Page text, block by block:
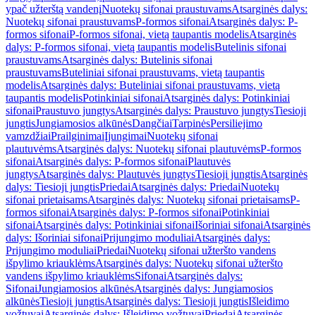
ypač užterštą vandenįNuotekų sifonai praustuvamsAtsarginės dalys:
Nuotekų sifonai praustuvamsP-formos sifonaiAtsarginės dalys: P-
formos sifonaiP-formos sifonai, vietą taupantis modelisAtsarginės
dalys: P-formos sifonai, vietą taupantis modelisButelinis sifonai
praustuvamsAtsarginės dalys: Butelinis sifonai
praustuvamsButeliniai sifonai praustuvams, vietą taupantis
modelisAtsarginės dalys: Buteliniai sifonai praustuvams, vietą
taupantis modelisPotinkiniai sifonaiAtsarginės dalys: Potinkiniai
sifonaiPraustuvo jungtysAtsarginės dalys: Praustuvo jungtysTiesioji
jungtisJungiamosios alkūnėsDangčiaiTarpinėsPersiliejimo
vamzdžiaiPrailginimaiĮjungimaiNuotekų sifonai
plautuvėmsAtsarginės dalys: Nuotekų sifonai plautuvėmsP-formos
sifonaiAtsarginės dalys: P-formos sifonaiPlautuvės
jungtysAtsarginės dalys: Plautuvės jungtysTiesioji jungtisAtsarginės
dalys: Tiesioji jungtisPriedaiAtsarginės dalys: PriedaiNuotekų
sifonai prietaisamsAtsarginės dalys: Nuotekų sifonai prietaisamsP-
formos sifonaiAtsarginės dalys: P-formos sifonaiPotinkiniai
sifonaiAtsarginės dalys: Potinkiniai sifonaiIšoriniai sifonaiAtsarginės
dalys: Išoriniai sifonaiPrijungimo moduliaiAtsarginės dalys:
Prijungimo moduliaiPriedaiNuotekų sifonai užteršto vandens
išpylimo kriauklėmsAtsarginės dalys: Nuotekų sifonai užteršto
vandens išpylimo kriauklėmsSifonaiAtsarginės dalys:
SifonaiJungiamosios alkūnėsAtsarginės dalys: Jungiamosios
alkūnėsTiesioji jungtisAtsarginės dalys: Tiesioji jungtisIšleidimo